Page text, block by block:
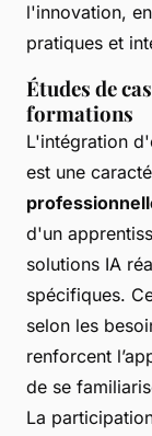
l'innovation,
pratiques et
Études de
formations
L'intégration
est une
d'un
solutions IA
spécifiques.
selon les
renforcent
de se
La